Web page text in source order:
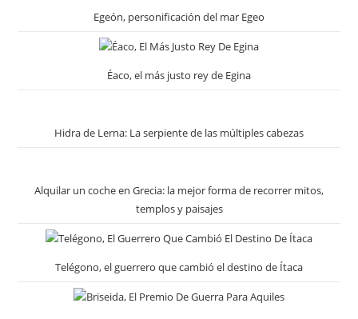
Egeón, personificación del mar Egeo
Éaco, el más justo rey de Egina
Hidra de Lerna: La serpiente de las múltiples cabezas
Alquilar un coche en Grecia: la mejor forma de recorrer mitos,
templos y paisajes
Telégono, el guerrero que cambió el destino de Ítaca